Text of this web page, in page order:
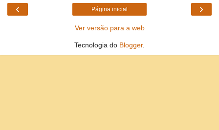
‹ ›
Página inicial
Ver versão para a web
Tecnologia do Blogger.